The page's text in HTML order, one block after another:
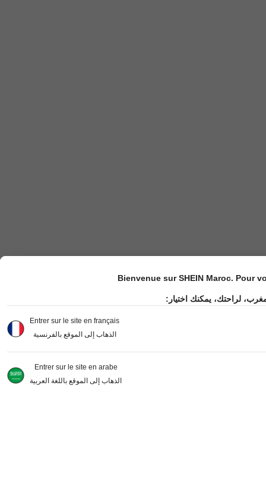
Bienvenue sur SHEIN Maroc. Pour
لراحتك، يمكنك اختيار:
Entrer sur le site en français
الذهاب إلى الموقع بالفرنسية
Entrer sur le site en arabe
الذهاب إلى الموقع باللغة العربية